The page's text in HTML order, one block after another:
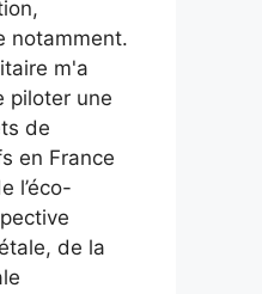
notamment.
m'a
piloter une
de
en France
l’éco-
de la